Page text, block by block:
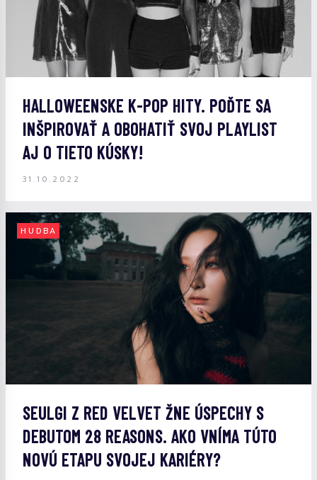
HALLOWEENSKE K-POP HITY. POĎTE SA
INŠPIROVAŤ A OBOHATIŤ SVOJ PLAYLIST
AJ O TIETO KÚSKY!
31.10.2022
HUDBA
SEULGI Z RED VELVET ŽNE ÚSPECHY S
DEBUTOM 28 REASONS. AKO VNÍMA TÚTO
NOVÚ ETAPU SVOJEJ KARIÉRY?